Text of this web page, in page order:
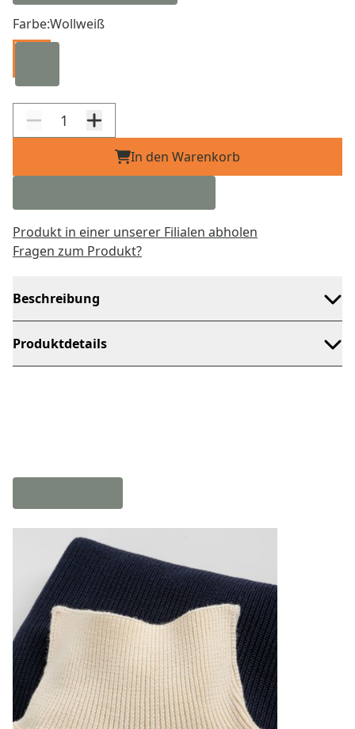
Farbe:Wollweiß
In den Warenkorb
Produkt in einer unserer Filialen abholen
Fragen zum Produkt?
Beschreibung
Produktdetails